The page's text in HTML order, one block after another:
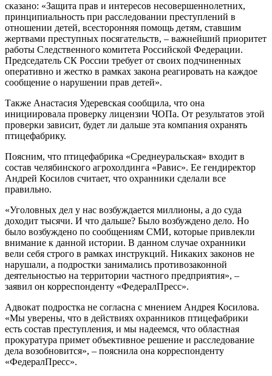
сказано: «Защита прав и интересов несовершеннолетних,
принципиальность при расследовании преступлений в
отношении детей, всесторонняя помощь детям, ставшим
жертвами преступных посягательств, – важнейший приоритет
работы Следственного комитета Российской Федерации.
Председатель СК России требует от своих подчиненных
оперативно и жестко в рамках закона реагировать на каждое
сообщение о нарушении прав детей».
Также Анастасия Удеревская сообщила, что она
инициировала проверку лицензии ЧОПа. От результатов этой
проверки зависит, будет ли дальше эта компания охранять
птицефабрику.
Поясним, что птицефабрика «Среднеуральская» входит в
состав челябинского агрохолдинга «Равис». Ее гендиректор
Андрей Косилов считает, что охранники сделали все
правильно.
«Уголовных дел у нас возбуждается миллионы, а до суда
доходит тысячи. И что дальше? Было возбуждено дело. Но
было возбуждено по сообщениям СМИ, которые привлекли
внимание к данной истории. В данном случае охранники
вели себя строго в рамках инструкций. Никаких законов не
нарушали, а подростки занимались противозаконной
деятельностью на территории частного предприятия», –
заявил он корреспонденту «ФедералПресс».
Адвокат подростка не согласна с мнением Андрея Косилова.
«Мы уверены, что в действиях охранников птицефабрики
есть состав преступления, и мы надеемся, что областная
прокуратура примет объективное решение и расследование
дела возобновится», – пояснила она корреспонденту
«ФедералПресс».